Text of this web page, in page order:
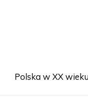
Polska w XX